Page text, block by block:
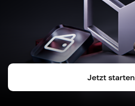
Jetzt starten